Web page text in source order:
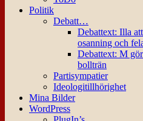
Politik
Debatt…
Debattext: Illa
osanning och
Debattext: M
bollträn
Partisympatier
Ideologitillhörighet
Mina Bilder
WordPress